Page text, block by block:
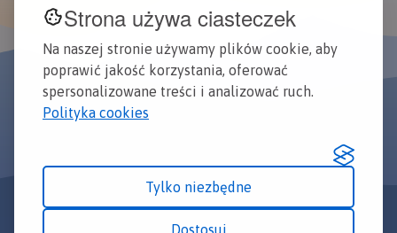
Strona używa ciasteczek
Na naszej stronie używamy plików cookie, aby
poprawić jakość korzystania, oferować
spersonalizowane treści i analizować ruch.
Polityka cookies
Tylko niezbędne
Dostosuj